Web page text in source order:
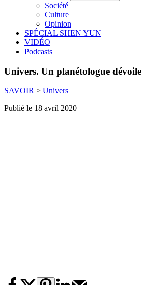
Société
Culture
Opinion
SPÉCIAL SHEN YUN
VIDÉO
Podcasts
Univers. Un planétologue
SAVOIR > Univers
Publié le 18 avril 2020